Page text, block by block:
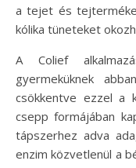
a tejet és
kólika tüneteket
A Colief
gyermeküknek
csökkentve ezzel a
csepp formájában
tápszerhez adva
enzim közvetlenül a